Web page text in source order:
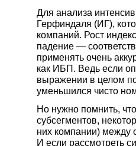
Для анализа
Герфиндаля (ИГ),
компаний. Рост
падение —
применять очень
как ИБП. Ведь если
выражении в целом
уменьшился чисто
Но нужно помнить,
субсегментов,
них компании) между
И если рассмотреть